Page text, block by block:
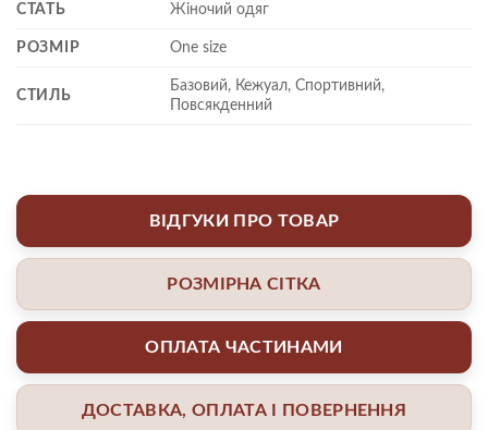
СТАТЬ Жіночий одяг
РОЗМІР One size
СТИЛЬ
Базовий, Кежуал, Спортивний,
Повсякденний
ВІДГУКИ ПРО ТОВАР
РОЗМІРНА СІТКА
ОПЛАТА ЧАСТИНАМИ
ДОСТАВКА, ОПЛАТА І ПОВЕРНЕННЯ